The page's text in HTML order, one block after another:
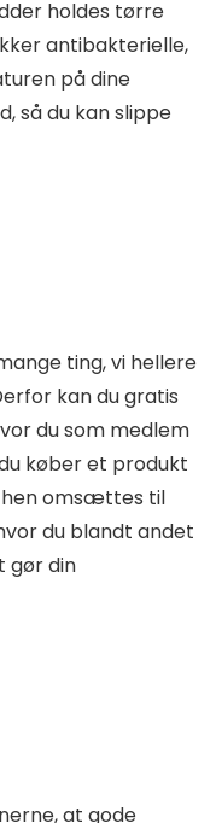
holdes tørre
antibakterielle,
på dine
så du kan slippe
ting, vi hellere
kan du gratis
du som medlem
køber et produkt
hen omsættes til
du blandt andet
gør din
at gode